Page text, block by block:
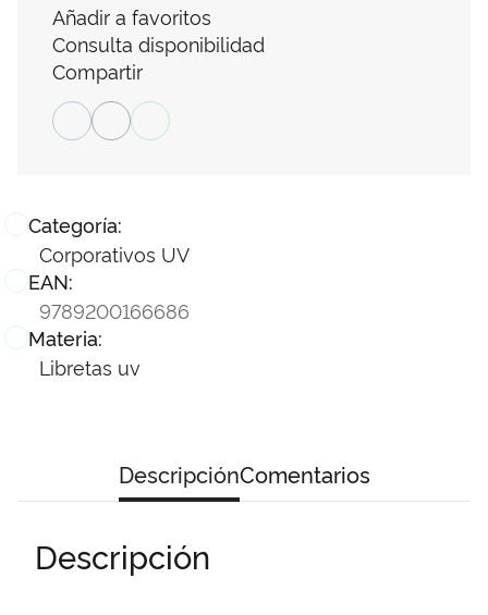
Categoría:
Corporativos UV
EAN:
9789200166686
Materia:
Libretas uv
Añadir a favoritos
Consulta disponibilidad
Compartir
DescripciónComentarios
Descripción